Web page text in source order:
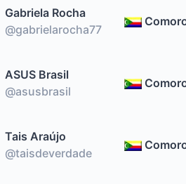
Gabriela Rocha
@gabrielarocha77
ASUS Brasil
@asusbrasil
Tais Araújo
@taisdeverdade